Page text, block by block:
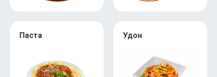
Паста Удон